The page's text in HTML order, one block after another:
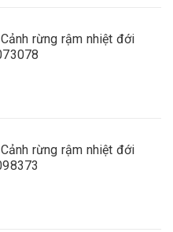
rừng rậm nhiệt đới
rừng rậm nhiệt đới